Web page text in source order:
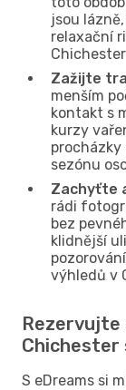
jsou
relaxační
Zažijte
menším
kontakt s
kurzy
sezónu
Zachyťte
rádi
bez
klidnější
výhledů v
Rezervujte
Chichester
S eDreams si